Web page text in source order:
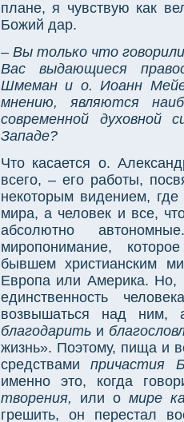
плане, я чувствую как
Божий дар.
– Вы только что
Вас выдающиеся
Шмеман и о. Иоанн
мнению, являются
современной духовной
Западе?
Что касается о.
всего, – его работы,
некоторым видением,
мира, а человек и все,
абсолютно
миропонимание,
бывшем христианским
Европа или Америка.
единственность
возвышаться над
благодарить и
жизнь». Поэтому, пища и
средствамипричастия
именно это, когда
творения, или о мире
грешить, он перестал